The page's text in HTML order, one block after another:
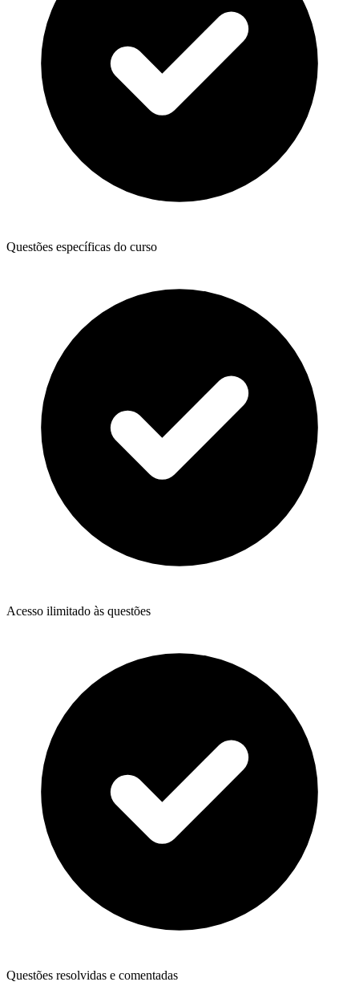
Questões específicas do curso
Acesso ilimitado às questões
Questões resolvidas e comentadas